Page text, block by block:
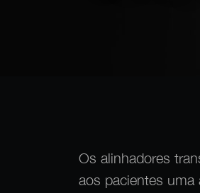
Os alinhadores
aos pacientes uma